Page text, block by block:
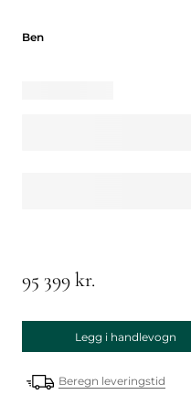
Ben
95 399 kr.
Legg i handlevogn
Beregn leveringstid